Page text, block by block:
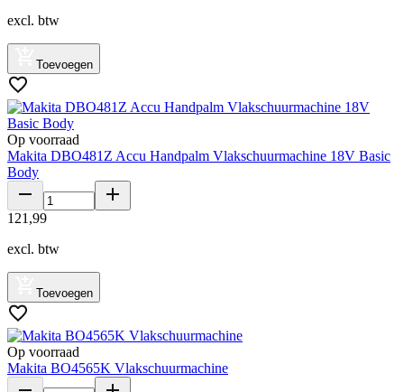
excl. btw
Toevoegen
Op voorraad
Makita DBO481Z Accu Handpalm Vlakschuurmachine 18V Basic
Body
121 ,99
excl. btw
Toevoegen
Op voorraad
Makita BO4565K Vlakschuurmachine